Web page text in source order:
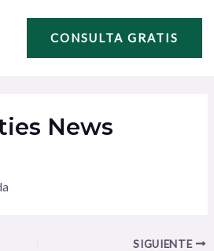
CONSULTA GRATIS
News
SIGUIENTE